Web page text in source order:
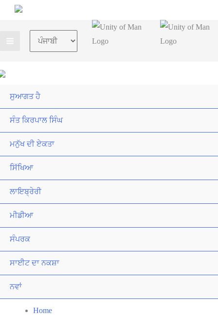
Choose
a
ਸੁਆਗਤ ਹੈ
ਸੰਤ ਕਿਰਪਾਲ ਸਿੰਘ
ਮਨੁੱਖ ਦੀ ਏਕਤਾ
ਸਿੱਖਿਆ
ਲਾਇਬ੍ਰੇਰੀ
ਮੀਡੀਆ
ਸੰਪਰਕ
ਸਾਈਟ ਦਾ ਨਕਸ਼ਾ
ਨਵਾਂ
Home